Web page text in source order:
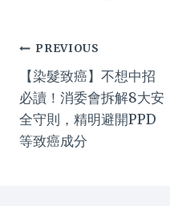
Post
navigation
PREVIOUS
【染髮致癌】不想中招
必讀！消委會拆解8大安
全守則，精明避開PPD
等致癌成分